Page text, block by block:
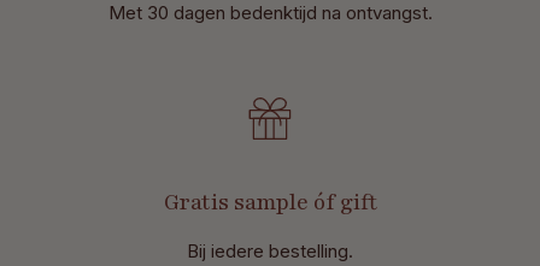
Met 30 dagen bedenktijd na ontvangst.
Gratis sample óf gift
Bij iedere bestelling.